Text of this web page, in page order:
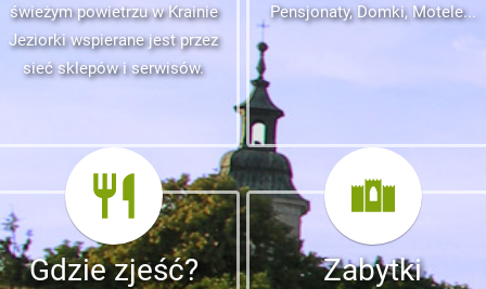
świeżym powietrzu w Krainie
Jeziorki wspierane jest przez
sieć sklepów i serwisów.
Pensjonaty, Domki, Motele...
Gdzie zjeść? Zabytki